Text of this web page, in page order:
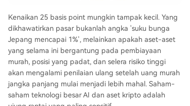
Kenaikan 25 basis point mungkin tampak kecil. Yang
dikhawatirkan pasar bukanlah angka 'suku bunga
Jepang mencapai 1%', melainkan apakah aset-aset
yang selama ini bergantung pada pembiayaan
murah, posisi yang padat, dan selera risiko tinggi
akan mengalami penilaian ulang setelah uang murah
jangka panjang mulai menjadi lebih mahal. Saham-
saham teknologi besar AI dan aset kripto adalah